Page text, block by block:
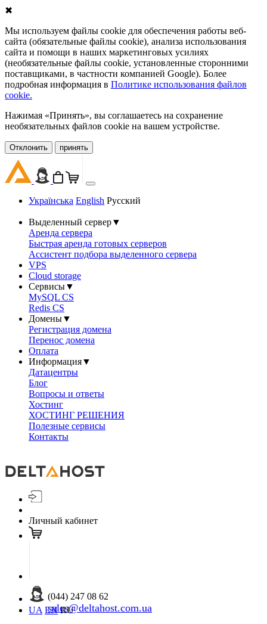
✖
Мы используем файлы cookie для обеспечения работы веб-
сайта (обязательные файлы cookie), анализа использования
сайта и помощи в наших маркетинговых усилиях
(необязательные файлы cookie, установленные сторонними
поставщиками, в частности компанией Google). Более
подробная информация в Политике использования файлов
cookie.
Нажимая «Принять», вы соглашаетесь на сохранение
необязательных файлов cookie на вашем устройстве.
Oтклонить принять
Українська English Русский
Выделенный сервер▼
Аренда сервера
Быстрая аренда готовых серверов
Ассистент подбора выделенного сервера
VPS
Cloud storage
Сервисы▼
MySQL CS
Redis CS
Домены▼
Регистрация домена
Перенос домена
Оплата
Информация▼
Датацентры
Блог
Вопросы и ответы
Хостинг
ХОСТИНГ РЕШЕНИЯ
Полезные сервисы
Контакты
Личный кабинет
(044) 247 08 62
sales@deltahost.com.ua
UA EN RU